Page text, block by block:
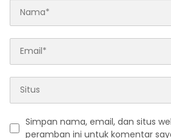
Simpan nama, email, dan situs
peramban ini untuk komentar